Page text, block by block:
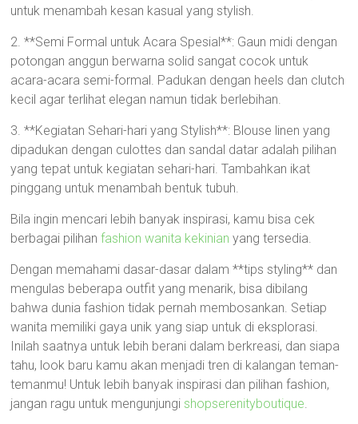
untuk menambah kesan kasual yang stylish.
2. **Semi Formal untuk Acara Spesial**: Gaun midi dengan
potongan anggun berwarna solid sangat cocok untuk
acara-acara semi-formal. Padukan dengan heels dan clutch
kecil agar terlihat elegan namun tidak berlebihan.
3. **Kegiatan Sehari-hari yang Stylish**: Blouse linen yang
dipadukan dengan culottes dan sandal datar adalah pilihan
yang tepat untuk kegiatan sehari-hari. Tambahkan ikat
pinggang untuk menambah bentuk tubuh.
Bila ingin mencari lebih banyak inspirasi, kamu bisa cek
berbagai pilihanfashion wanita kekinian yang tersedia.
Dengan memahami dasar-dasar dalam **tips styling** dan
mengulas beberapa outfit yang menarik, bisa dibilang
bahwa dunia fashion tidak pernah membosankan. Setiap
wanita memiliki gaya unik yang siap untuk di eksplorasi.
Inilah saatnya untuk lebih berani dalam berkreasi, dan siapa
tahu, look baru kamu akan menjadi tren di kalangan teman-
temanmu! Untuk lebih banyak inspirasi dan pilihan fashion,
jangan ragu untuk mengunjungi shopserenityboutique.